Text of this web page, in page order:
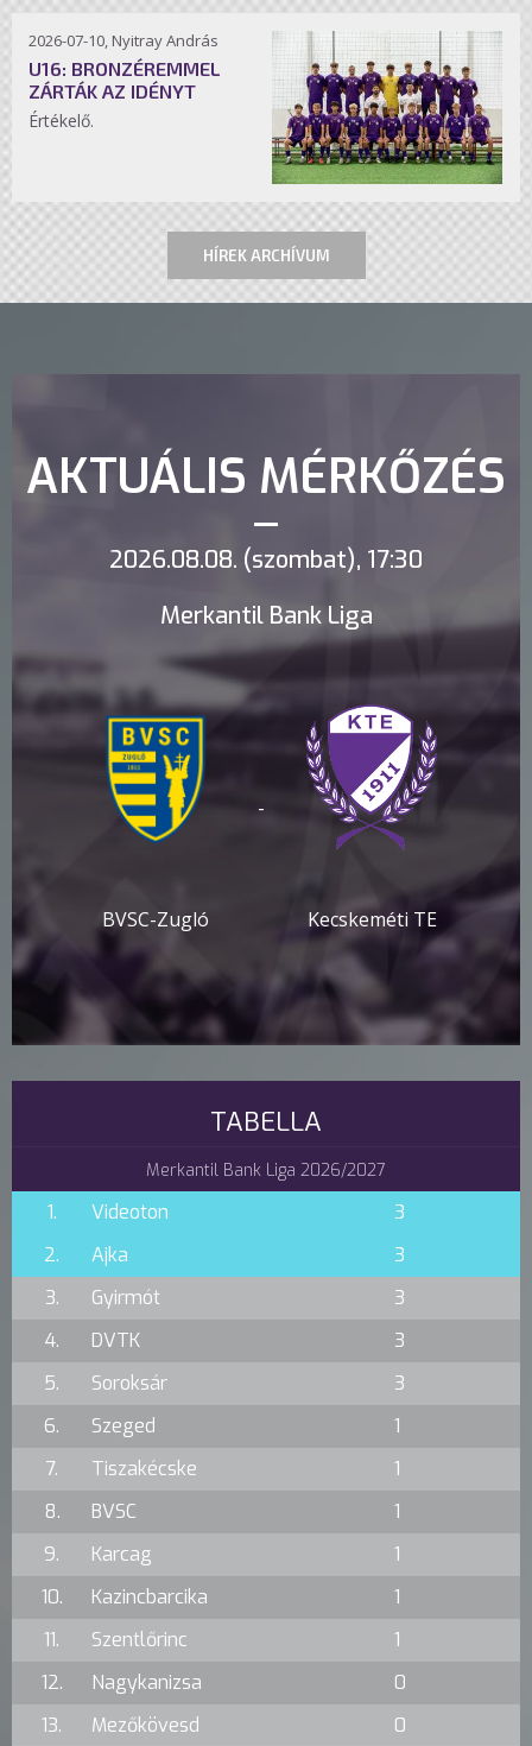
2026-07-10, Nyitray András
U16: BRONZÉREMMEL
ZÁRTÁK AZ IDÉNYT
Értékelő.
HÍREK ARCHÍVUM
AKTUÁLIS MÉRKŐZÉS
2026.08.08. (szombat), 17:30
Merkantil Bank Liga
BVSC-Zugló
-
Kecskeméti TE
TABELLA
Merkantil Bank Liga 2026/2027
1. Videoton
3
2.
Ajka
3
3.
Gyirmót
3
4.
DVTK
3
5.
Soroksár
3
6.
Szeged
1
7.
Tiszakécske
1
8.
BVSC
1
9.
Karcag
1
10.
Kazincbarcika
1
11.
Szentlőrinc
1
12.
Nagykanizsa
0
13.
Mezőkövesd
0